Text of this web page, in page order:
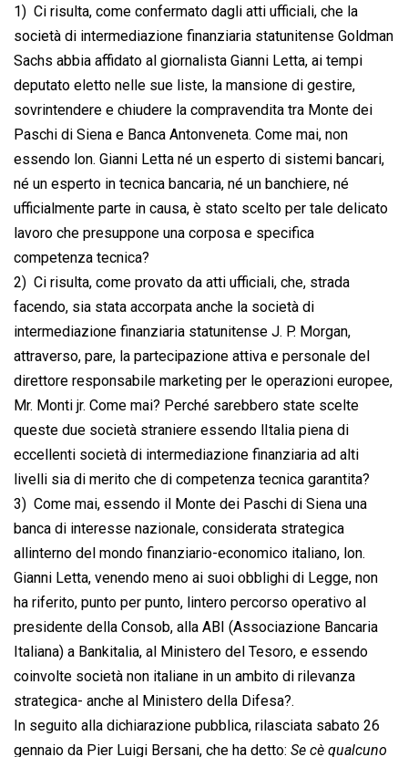
1)  Ci risulta, come confermato dagli atti ufficiali, che la
società di intermediazione finanziaria statunitense Goldman
Sachs abbia affidato al giornalista Gianni Letta, ai tempi
deputato eletto nelle sue liste, la mansione di gestire,
sovrintendere e chiudere la compravendita tra Monte dei
Paschi di Siena e Banca Antonveneta. Come mai, non
essendo lon. Gianni Letta né un esperto di sistemi bancari,
né un esperto in tecnica bancaria, né un banchiere, né
ufficialmente parte in causa, è stato scelto per tale delicato
lavoro che presuppone una corposa e specifica
competenza tecnica?
2)  Ci risulta, come provato da atti ufficiali, che, strada
facendo, sia stata accorpata anche la società di
intermediazione finanziaria statunitense J. P. Morgan,
attraverso, pare, la partecipazione attiva e personale del
direttore responsabile marketing per le operazioni europee,
Mr. Monti jr. Come mai? Perché sarebbero state scelte
queste due società straniere essendo lItalia piena di
eccellenti società di intermediazione finanziaria ad alti
livelli sia di merito che di competenza tecnica garantita?
3)  Come mai, essendo il Monte dei Paschi di Siena una
banca di interesse nazionale, considerata strategica
allinterno del mondo finanziario-economico italiano, lon.
Gianni Letta, venendo meno ai suoi obblighi di Legge, non
ha riferito, punto per punto, lintero percorso operativo al
presidente della Consob, alla ABI (Associazione Bancaria
Italiana) a Bankitalia, al Ministero del Tesoro, e essendo
coinvolte società non italiane in un ambito di rilevanza
strategica- anche al Ministero della Difesa?.
In seguito alla dichiarazione pubblica, rilasciata sabato 26
gennaio da Pier Luigi Bersani, che ha detto:  Se cè qualcuno